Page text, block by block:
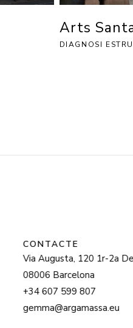
Arts
DIAGNOSI
CONTACTE
Via Augusta, 120 1r-2a
08006 Barcelona
+34 607 599 807
gemma@argamassa.eu